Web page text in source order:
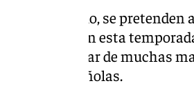
artículo, se
camisetas en esta
pueden plasmar de muchas
calles españolas.